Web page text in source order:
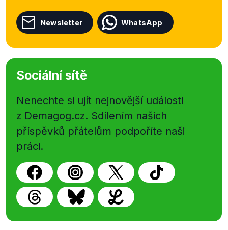
Newsletter WhatsApp
Sociální sítě
Nenechte si ujít nejnovější události
z Demagog.cz. Sdílením našich
příspěvků přátelům podpoříte naši
práci.